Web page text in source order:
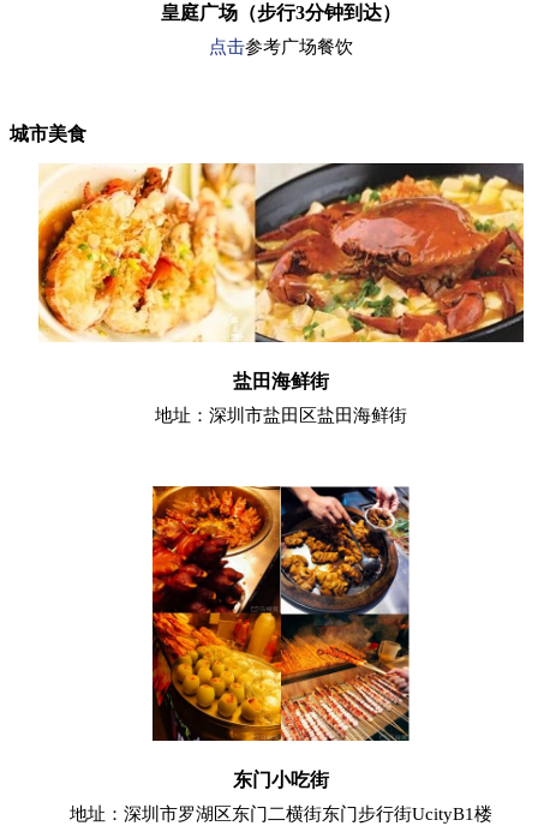
皇庭广场（步行3分钟到达）
点击参考广场餐饮
城市美食
盐田海鲜街
地址：深圳市盐田区盐田海鲜街
东门小吃街
地址：深圳市罗湖区东门二横街东门步行街UcityB1楼